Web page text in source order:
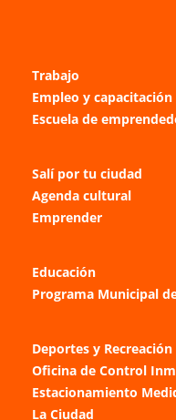
Trabajo
Empleo y capacitación
Escuela de
Salí por tu ciudad
Agenda cultural
Emprender
Educación
Programa Municipal
Deportes y Recreación
Oficina de Control
Estacionamiento
La Ciudad